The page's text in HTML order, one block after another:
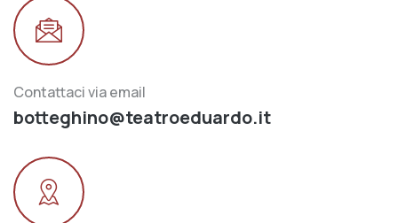
Contattaci via email
botteghino@teatroeduardo.it